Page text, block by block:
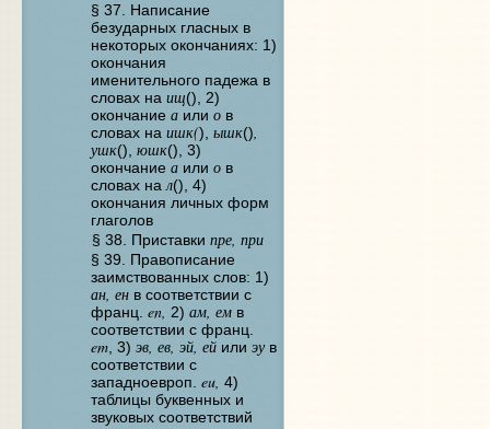
§ 37. Написание
безударных гласных в
некоторых окончаниях: 1)
окончания
именительного падежа в
словах на ищ(), 2)
окончание аили ов
словах на ишк(), ышк(),
ушк(), юшк(), 3)
окончание аили ов
словах на л(), 4)
окончания личных форм
глаголов
§ 38. Приставки пре, при
§ 39. Правописание
заимствованных слов: 1)
ан, енв соответствии с
франц. en, 2) ам, емв
соответствии с франц.
em, 3) эв, ев, эй, ейили эув
соответствии с
западноевроп. eu, 4)
таблицы буквенных и
звуковых соответствий